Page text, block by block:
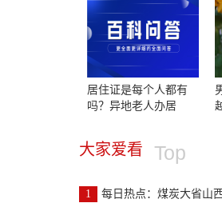
居住证是每个人都有
吗？异地老人办居
大家爱看 Top
1 每日热点：煤炭大省山西2022